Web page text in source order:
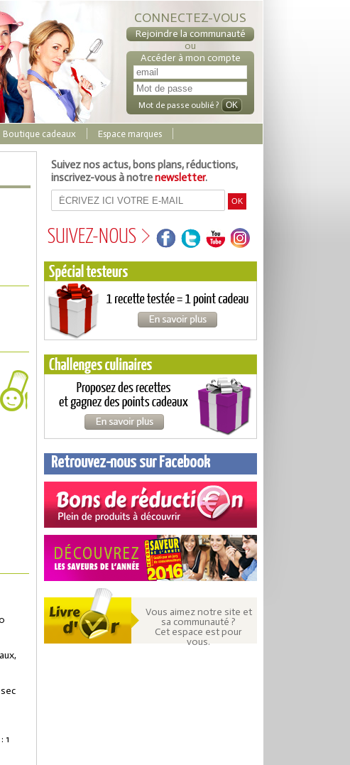
CONNECTEZ-VOUS
Rejoindre la communauté
ou
Accéder à mon compte
Mot de passe oublié ?
Boutique cadeaux Espace marques
1
Suivez nos actus, bons plans, réductions,
inscrivez-vous à notrenewsletter.
SUIVEZ-NOUS
Retrouvez-nous sur Facebook
Vous aimez notre site et
sa communauté ?
Cet espace est pour
vous.